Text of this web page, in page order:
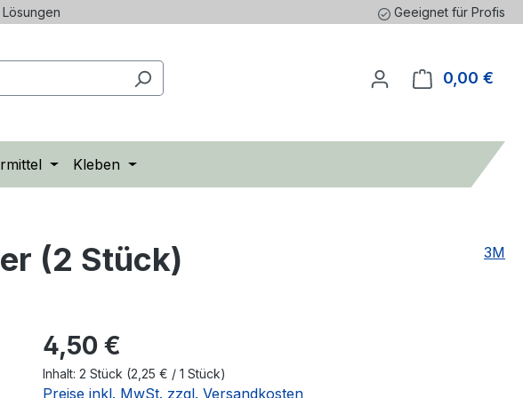
Geeignet für Profis
0,00 €
Kleben
(2 Stück) 3M
4,50 €
Inhalt: 2 Stück (2,25 € / 1 Stück)
Preise inkl. MwSt. zzgl. Versandkosten